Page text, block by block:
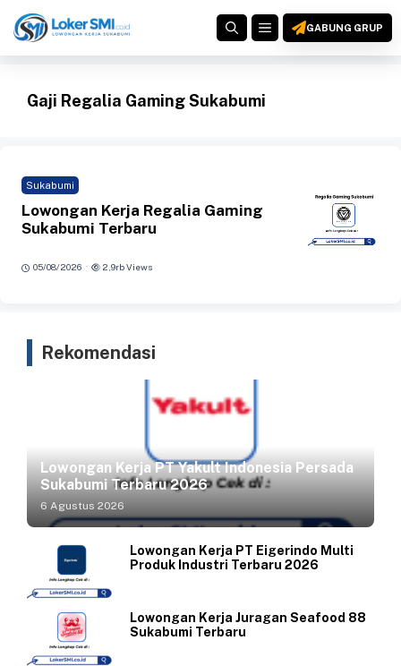
ke
MENUGABUNG GRUP
Gaji Regalia Gaming Sukabumi
Sukabumi
Lowongan Kerja Regalia Gaming
Sukabumi Terbaru
05/08/2026 · 2,9rb Views
Rekomendasi
Lowongan Kerja PT Yakult Indonesia Persada
Sukabumi Terbaru 2026
6 Agustus 2026
Lowongan Kerja PT Eigerindo Multi
Produk Industri Terbaru 2026
Lowongan Kerja Juragan Seafood 88
Sukabumi Terbaru